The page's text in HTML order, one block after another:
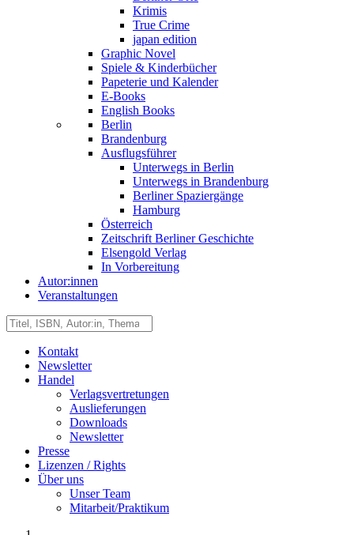
Krimis
True Crime
japan edition
Graphic Novel
Spiele & Kinderbücher
Papeterie und Kalender
E-Books
English Books
Berlin
Brandenburg
Ausflugsführer
Unterwegs in Berlin
Unterwegs in Brandenburg
Berliner Spaziergänge
Hamburg
Österreich
Zeitschrift Berliner Geschichte
Elsengold Verlag
In Vorbereitung
Autor:innen
Veranstaltungen
Kontakt
Newsletter
Handel
Verlagsvertretungen
Auslieferungen
Downloads
Newsletter
Presse
Lizenzen / Rights
Über uns
Unser Team
Mitarbeit/Praktikum